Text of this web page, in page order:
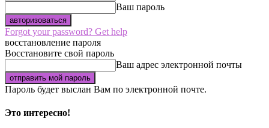
Ваш пароль
Forgot your password? Get help
восстановление пароля
Восстановите свой пароль
Ваш адрес электронной почты
Пароль будет выслан Вам по электронной почте.
Это интересно!